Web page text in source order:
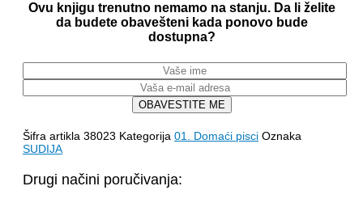
Ovu knjigu trenutno nemamo na stanju. Da li želite
da budete obavešteni kada ponovo bude
dostupna?
OBAVESTITE ME
Šifra artikla 38023 Kategorija 01. Domaći pisci Oznaka
SUDIJA
Drugi načini poručivanja: